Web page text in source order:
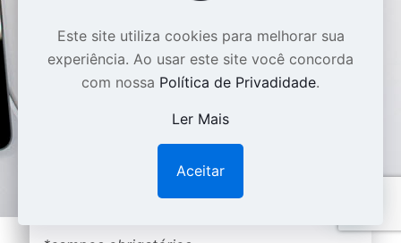
Este site utiliza cookies para melhorar sua
experiência. Ao usar este site você concorda
com nossa Política de Privadidade.
Ler Mais
Aceitar